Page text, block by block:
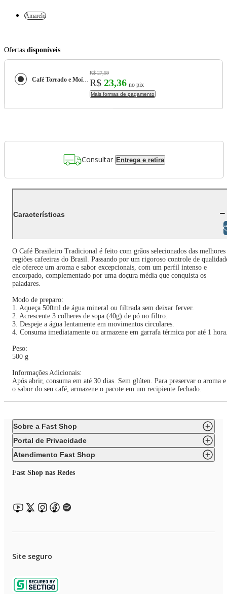
Amarelo
Ofertas disponíveis
Café Torrado e Moído Café Brasileiro Tradicional a Vácuo 500g
R$ 27,59
R$ 23,36 no pix
Mais formas de pagamento
Consultar Entrega e retira
Características
O Café Brasileiro Tradicional é feito com grãos selecionados das melhores
regiões cafeeiras do Brasil. Passando por um rigoroso controle de
ele oferece um aroma e sabor excepcionais, com um perfil intenso e
encorpado, complementado por uma doçura média que conquista os
paladares.
Modo de preparo:
1. Aqueça 500ml de água mineral ou filtrada sem deixar ferver.
2. Acrescente 3 colheres de sopa (40g) de pó no filtro.
3. Despeje a água lentamente em movimentos circulares.
4. Consuma imediatamente ou armazene em garrafa térmica por até 1
Peso:
500 g
Informações Adicionais:
Após abrir, consuma em até 30 dias. Sem glúten. Para preservar o aroma e
o sabor do seu café, armazene o pacote em um recipiente fechado.
Sobre a Fast Shop
Portal de Privacidade
Atendimento Fast Shop
Fast Shop nas Redes
Site seguro